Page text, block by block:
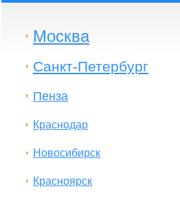
Москва
Санкт-Петербург
Пенза
Краснодар
Новосибирск
Красноярск